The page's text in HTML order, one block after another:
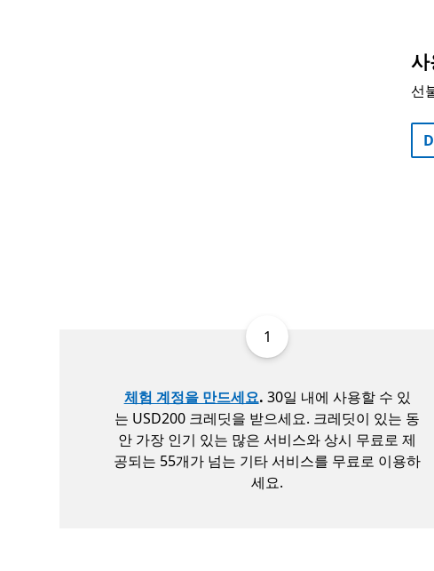
사
선
1
체험 계정을 만드세요. 30일 내에 사용할 수 있
는 USD200 크레딧을 받으세요. 크레딧이 있는 동
안 가장 인기 있는 많은 서비스와 상시 무료로 제
공되는 55개가 넘는 기타 서비스를 무료로 이용하
세요.